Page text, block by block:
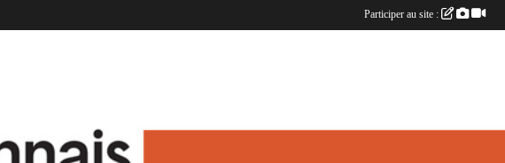
Participer au site :